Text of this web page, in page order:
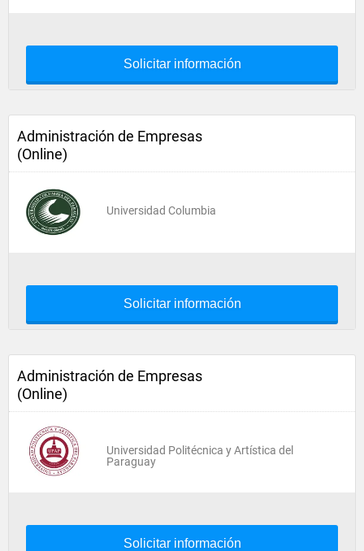
Solicitar información
Administración de Empresas
(Online)
Universidad Columbia
Solicitar información
Administración de Empresas
(Online)
Universidad Politécnica y Artística del
Paraguay
Solicitar información